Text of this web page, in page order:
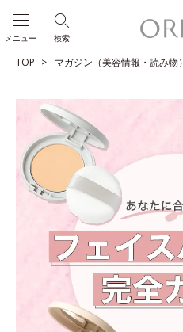
検索
メニュー
TOP マガジン（美容情報・読み物）